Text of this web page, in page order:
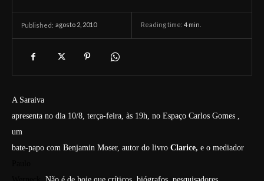
Published: agosto 2, 2010 Reading time: 4 min.
A Saraiva
apresenta no dia 10/8, terça-feira, às 19h, no Espaço Carlos Gomes ,
um
bate-papo com Benjamin Moser, autor do livro Clarice, e o mediador